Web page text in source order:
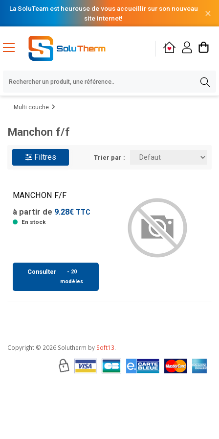
La SoluTeam est heureuse de vous accueillir sur son nouveau
site internet!
Multi couche
Manchon f/f
Filtres Trier par :
MANCHON F/F
à partir de 9.28€ TTC
En stock
Consulter
- 20
modèles
Copyright © 2026 Solutherm by Soft13.